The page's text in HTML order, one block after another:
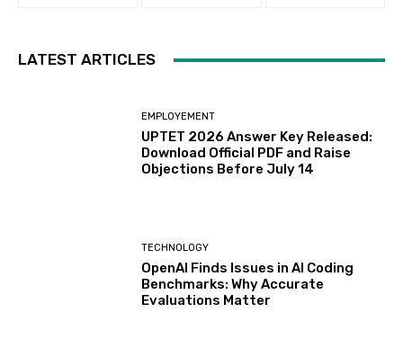
LATEST ARTICLES
EMPLOYEMENT
UPTET 2026 Answer Key Released:
Download Official PDF and Raise
Objections Before July 14
TECHNOLOGY
OpenAI Finds Issues in AI Coding
Benchmarks: Why Accurate
Evaluations Matter